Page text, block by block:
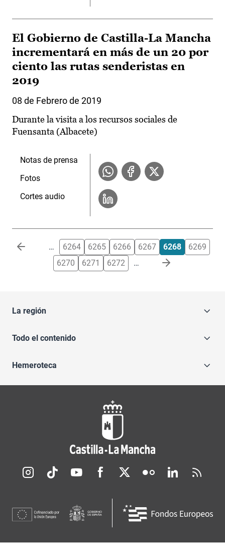
El Gobierno de Castilla-La Mancha
incrementará en más de un 20 por
ciento las rutas senderistas en
2019
08 de Febrero de 2019
Durante la visita a los recursos sociales de
Fuensanta (Albacete)
Notas de prensa
Fotos
Cortes audio
Paginación … 6264 6265 6266 6267 6268
6269
6270
6271 6272 …
La región
Todo el contenido
Hemeroteca
Redes sociales JCCM